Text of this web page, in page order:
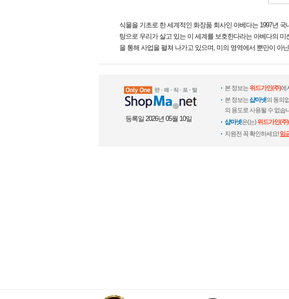
식물을 기초로 한 세계적인 화장품 회사인 아베다는 1997년
탕으로 우리가 살고 있는 이 세계를 보호한다라는 아베다의
을 통해 사업을 펼쳐 나가고 있으며, 미의 영역에서 뿐만이 아
등록일 2026년 05월 10일
본 정보는위드가인(주)에
본 정보는샵마넷의 동의
의 용도로 사용될 수 없습
샵마넷은(는)위드가인(주)
지원전 꼭 확인하세요!임